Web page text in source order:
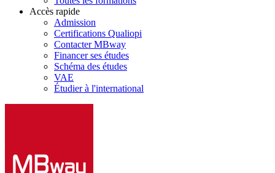
Accès rapide
Admission
Certifications Qualiopi
Contacter MBway
Financer ses études
Schéma des études
VAE
Étudier à l'international